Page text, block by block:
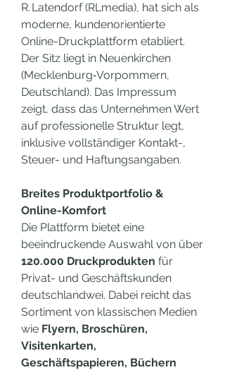
R. Latendorf (RLmedia), hat sich als
moderne, kundenorientierte
Online-Druckplattform etabliert.
Der Sitz liegt in Neuenkirchen
(Mecklenburg‑Vorpommern,
Deutschland). Das Impressum
zeigt, dass das Unternehmen Wert
auf professionelle Struktur legt,
inklusive vollständiger Kontakt-,
Steuer- und Haftungsangaben.
Breites Produktportfolio &
Online-Komfort
Die Plattform bietet eine
120.000 Druckprodukten für
Privat- und Geschäftskunden
deutschlandwei. Dabei reicht das
Sortiment von klassischen Medien
wie Flyern, Broschüren,
Visitenkarten,
Geschäftspapieren, Büchern